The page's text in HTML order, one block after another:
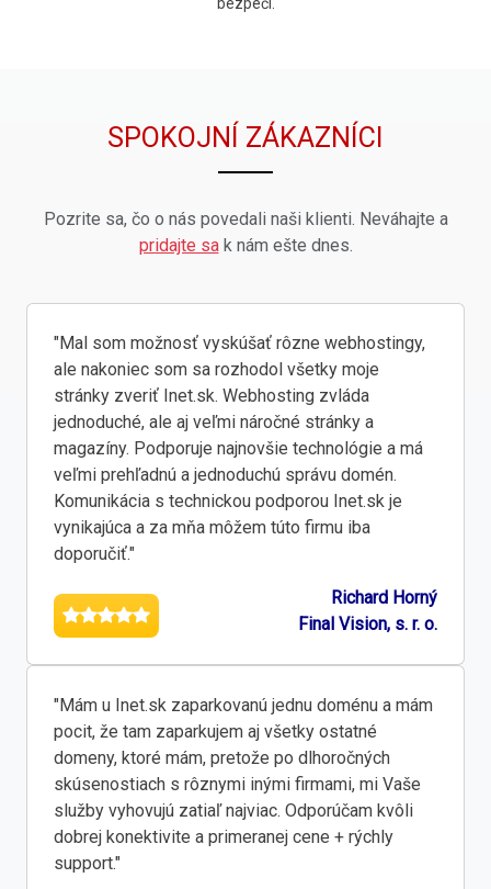
SPOKOJNÍ ZÁKAZNÍCI
Pozrite sa, čo o nás povedali naši klienti. Neváhajte a
pridajte sak nám ešte dnes.
"Mal som možnosť vyskúšať rôzne webhostingy,
ale nakoniec som sa rozhodol všetky moje
stránky zveriť Inet.sk. Webhosting zvláda
jednoduché, ale aj veľmi náročné stránky a
magazíny. Podporuje najnovšie technológie a má
veľmi prehľadnú a jednoduchú správu domén.
Komunikácia s technickou podporou Inet.sk je
vynikajúca a za mňa môžem túto firmu iba
doporučiť."
Richard Horný
Final Vision, s. r. o.
"Mám u Inet.sk zaparkovanú jednu doménu a mám
pocit, že tam zaparkujem aj všetky ostatné
domeny, ktoré mám, pretože po dlhoročných
skúsenostiach s rôznymi inými firmami, mi Vaše
služby vyhovujú zatiaľ najviac. Odporúčam kvôli
dobrej konektivite a primeranej cene + rýchly
support."